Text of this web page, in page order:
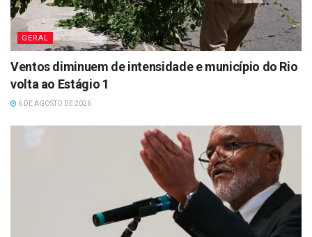
GERAL
Ventos diminuem de intensidade e município do Rio
volta ao Estágio 1
6 DE AGOSTO DE 2026